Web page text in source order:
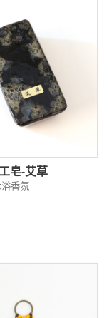
皂-艾草
香氛